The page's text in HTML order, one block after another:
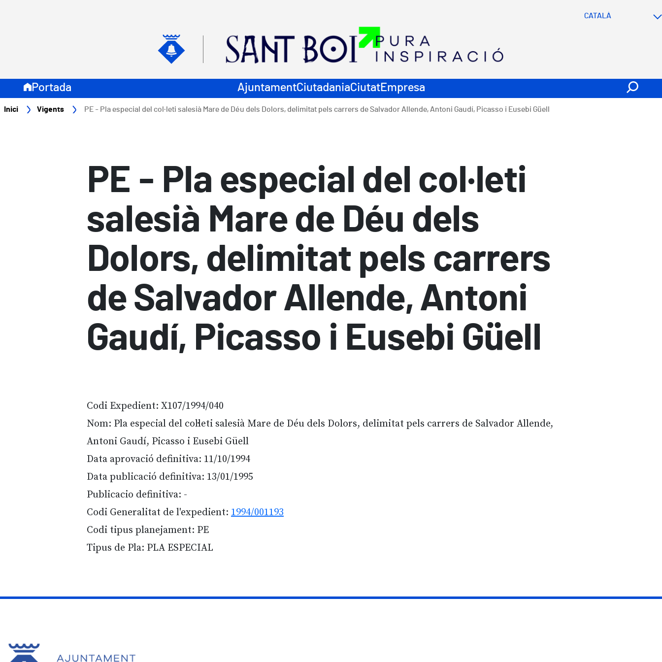
Navegació secundari
Portada Navegació principal
AjuntamentCiutadaniaCiutatEmpresa SVG
Fil d'ariadna
Inici Vigents PE - Pla especial del col·leti salesià Mare de Déu dels Dolors, delimitat pels carrers de Salvador Allende, Antoni Gaudí, Picasso i Eusebi Güell
PE - Pla especial del col·leti
salesià Mare de Déu dels
Dolors, delimitat pels carrers
de Salvador Allende, Antoni
Gaudí, Picasso i Eusebi Güell
Codi Expedient: X107/1994/040
Nom: Pla especial del col·leti salesià Mare de Déu dels Dolors, delimitat pels carrers de Salvador Allende,
Antoni Gaudí, Picasso i Eusebi Güell
Data aprovació definitiva: 11/10/1994
Data publicació definitiva: 13/01/1995
Publicacio definitiva: -
Codi Generalitat de l'expedient: 1994/001193
Codi tipus planejament: PE
Tipus de Pla: PLA ESPECIAL